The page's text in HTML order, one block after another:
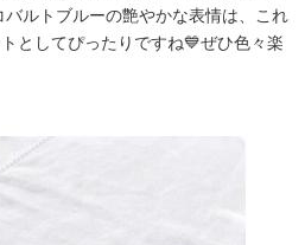
ルトブルーの艶やかな表情は、これ
としてぴったりですね💙ぜひ色々楽